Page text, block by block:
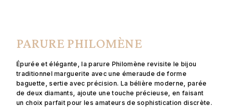
PARURE PHILOMÈNE
Épurée et élégante, la parure Philomène revisite le bijou
traditionnel marguerite avec une émeraude de forme
baguette, sertie avec précision. La bélière moderne, parée
de deux diamants, ajoute une touche précieuse, en faisant
un choix parfait pour les amateurs de sophistication discrète.